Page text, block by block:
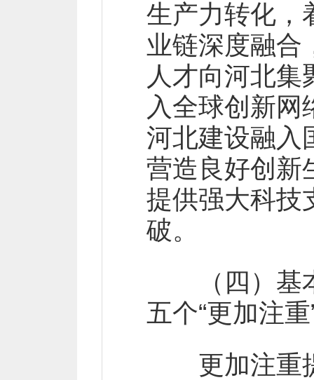
生产力转化，
业链深度融合
人才向河北
入全球创新
河北建设融入
营造良好创新
提供强大科技
破。
（四）基本
五个“更加注重
更加注重提